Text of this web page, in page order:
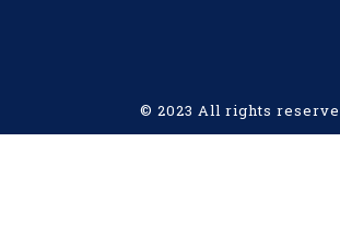
© 2023 All rights